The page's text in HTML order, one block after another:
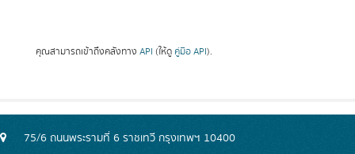
คุณสามารถเข้าถึงคลังทาง API (ให้ดู คู่มือ API).
75/6 ถนนพระรามที่ 6 ราชเทวี กรุงเทพฯ 10400